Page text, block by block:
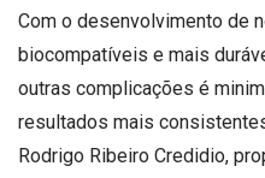
Com o desenvolvimento de
biocompatíveis e mais
outras complicações é
resultados mais
Rodrigo Ribeiro Credidio,